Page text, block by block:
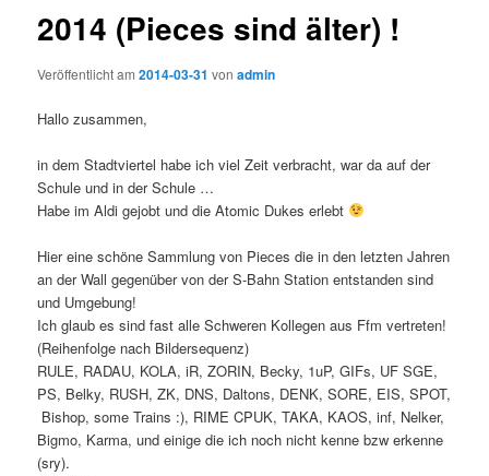
2014 (Pieces sind älter) !
Veröffentlicht am2014-03-31 vonadmin
Hallo zusammen,
in dem Stadtviertel habe ich viel Zeit verbracht, war da auf der
Schule und in der Schule …
Habe im Aldi gejobt und die Atomic Dukes erlebt
Hier eine schöne Sammlung von Pieces die in den letzten Jahren
an der Wall gegenüber von der S-Bahn Station entstanden sind
und Umgebung!
Ich glaub es sind fast alle Schweren Kollegen aus Ffm vertreten!
(Reihenfolge nach Bildersequenz)
RULE, RADAU, KOLA, iR, ZORIN, Becky, 1uP, GIFs, UF SGE,
PS, Belky, RUSH, ZK, DNS, Daltons, DENK, SORE, EIS, SPOT,
Bishop, some Trains :), RIME CPUK, TAKA, KAOS, inf, Nelker,
Bigmo, Karma, und einige die ich noch nicht kenne bzw erkenne
(sry).